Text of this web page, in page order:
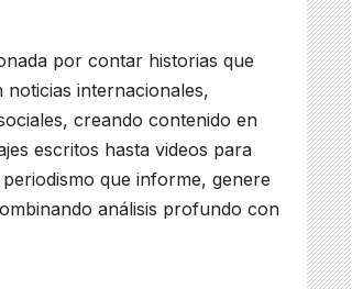
por contar historias que
internacionales,
creando contenido en
escritos hasta videos para
que informe, genere
análisis profundo con